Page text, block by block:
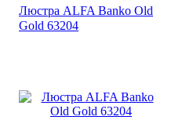
Люстра ALFA Banko Old
Gold 63204